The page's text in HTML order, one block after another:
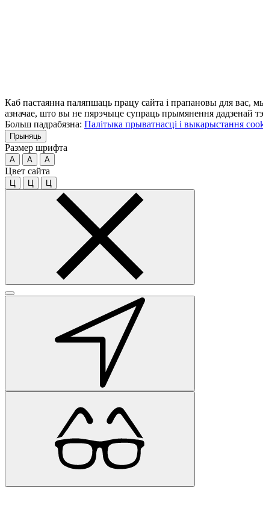
Каб пастаянна паляпшаць працу сайта і прапановы для вас,
азначае, што вы не пярэчыце супраць прымянення дадзенай
Больш падрабязна: Палітыка прыватнасці і выкарыстання
Прыняць
Размер шрифта
A A A
Цвет сайта
Ц Ц Ц